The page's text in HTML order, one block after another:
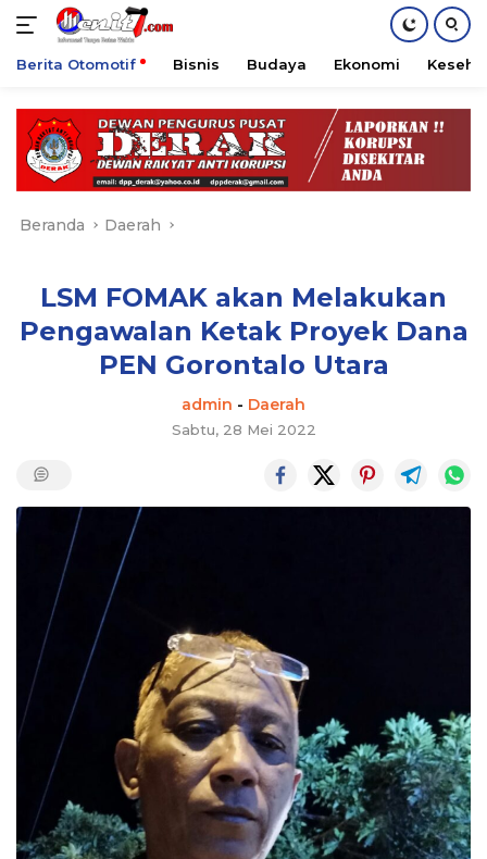
konten
Berita Otomotif Bisnis Budaya Ekonomi
Beranda Daerah
LSM FOMAK akan Melakukan
Pengawalan Ketak Proyek Dana
PEN Gorontalo Utara
admin - Daerah
Sabtu, 28 Mei 2022